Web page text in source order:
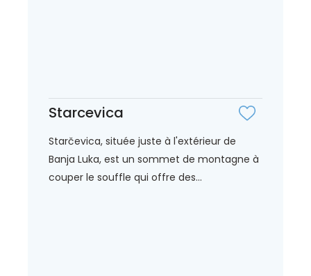
Starcevica
Starčevica, située juste à l'extérieur de
Banja Luka, est un sommet de montagne à
couper le souffle qui offre des...